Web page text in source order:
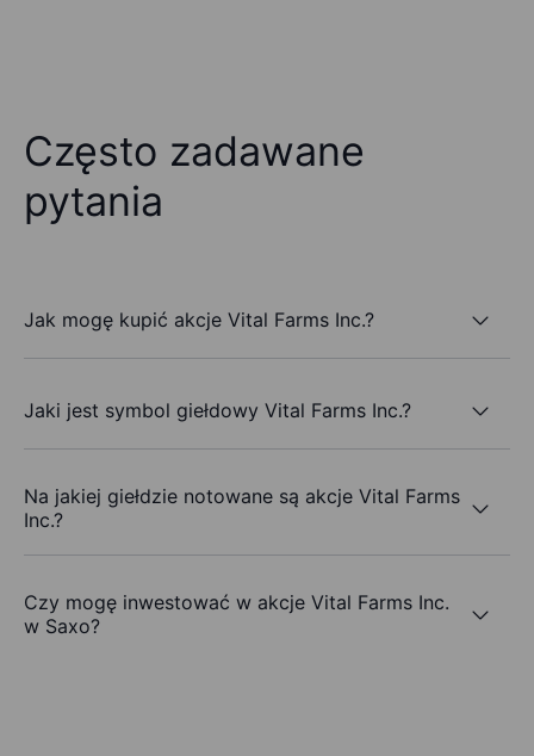
Często zadawane
pytania
Jak mogę kupić akcje Vital Farms Inc.?
Jaki jest symbol giełdowy Vital Farms Inc.?
Na jakiej giełdzie notowane są akcje Vital Farms
Inc.?
Czy mogę inwestować w akcje Vital Farms Inc.
w Saxo?